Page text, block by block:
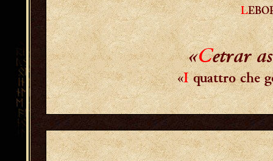
L
«Cetrar
«Iquattro che